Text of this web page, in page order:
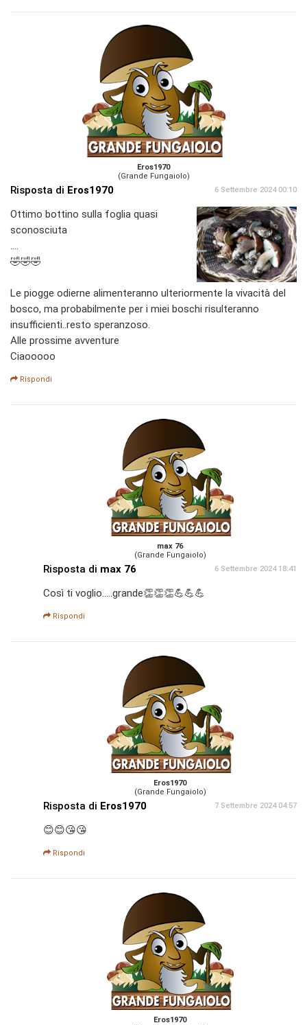
Eros1970
(Grande Fungaiolo)
Risposta di Eros1970 6 Settembre 2024 00:10
Ottimo bottino sulla foglia quasi
sconosciuta
....
🤣🤣🤣
Le piogge odierne alimenteranno ulteriormente la vivacità del
bosco, ma probabilmente per i miei boschi risulteranno
insufficienti..resto speranzoso.
Alle prossime avventure
Ciaooooo
Rispondi
max 76
(Grande Fungaiolo)
Risposta di max 76 6 Settembre 2024 18:41
Così ti voglio.....grande👏👏👏💪💪💪
Rispondi
Eros1970
(Grande Fungaiolo)
Risposta di Eros1970 7 Settembre 2024 04:57
😊😊😘😘
Rispondi
Eros1970